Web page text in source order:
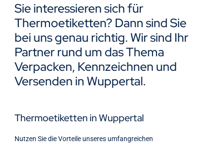
Kontakt
Sie interessieren sich für
Thermoetiketten? Dann sind Sie
bei uns genau richtig. Wir sind Ihr
Partner rund um das Thema
Verpacken, Kennzeichnen und
Versenden in Wuppertal.
Thermoetiketten in Wuppertal
Nutzen Sie die Vorteile unseres umfangreichen